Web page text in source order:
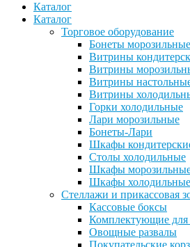
Каталог
Каталог
Торговое оборудование
Бонеты морозильные
Витрины
Витрины
Витрины
Витрины
Горки холодильные
Лари морозильные
Бонеты-Лари
Шкафы
Столы холодильные
Шкафы
Шкафы холодильные
Стеллажи и прикассовая
Кассовые боксы
Комплектующие для
Овощные развалы
Покупательские